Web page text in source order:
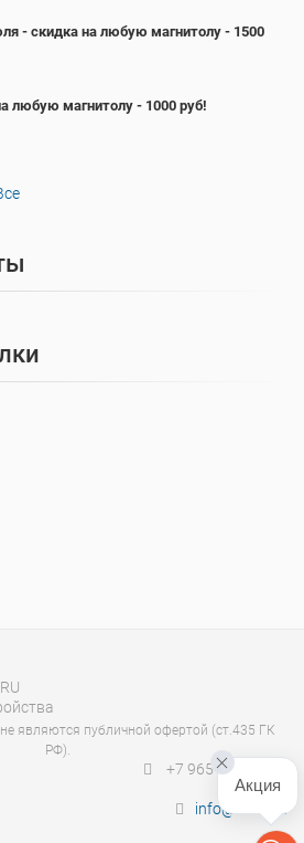
- скидка на любую магнитолу - 1500
любую магнитолу - 1000 руб!
являются публичной офертой (ст.435 ГК
РФ).
+7 965 400-27-20
info@s150.ru
Акция